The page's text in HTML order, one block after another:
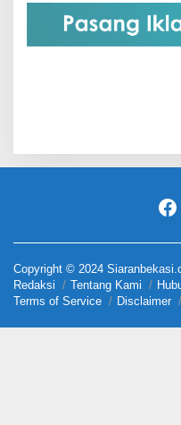
Copyright © 2024
Redaksi
Tentang Kami
Terms of Service
Disclaimer